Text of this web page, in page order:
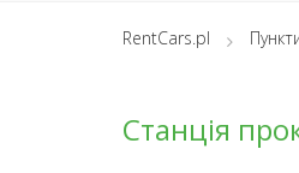
RentCars.pl
Станція